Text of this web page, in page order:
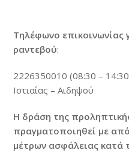
Τηλέφωνο επικοινωνίας
ραντεβού:
2226350010 (08:30 –
Ιστιαίας – Αιδηψού
Η δράση της
πραγματοποιηθεί με
μέτρων ασφάλειας κατά